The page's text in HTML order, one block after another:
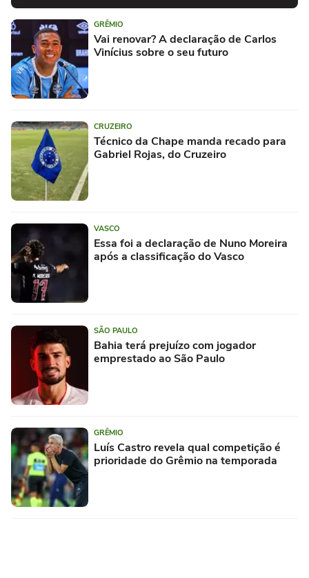
GRÊMIO
Vai renovar? A declaração de Carlos
Vinícius sobre o seu futuro
CRUZEIRO
Técnico da Chape manda recado para
Gabriel Rojas, do Cruzeiro
VASCO
Essa foi a declaração de Nuno Moreira
após a classificação do Vasco
SÃO PAULO
Bahia terá prejuízo com jogador
emprestado ao São Paulo
GRÊMIO
Luís Castro revela qual competição é
prioridade do Grêmio na temporada